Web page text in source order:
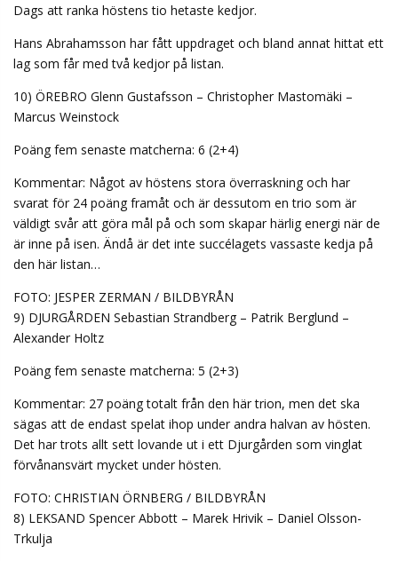
Dags att ranka höstens tio hetaste kedjor.
Hans Abrahamsson har fått uppdraget och bland annat hittat ett
lag som får med två kedjor på listan.
10) ÖREBRO Glenn Gustafsson – Christopher Mastomäki –
Marcus Weinstock
Poäng fem senaste matcherna: 6 (2+4)
Kommentar: Något av höstens stora överraskning och har
svarat för 24 poäng framåt och är dessutom en trio som är
väldigt svår att göra mål på och som skapar härlig energi när de
är inne på isen. Ändå är det inte succélagets vassaste kedja på
den här listan…
FOTO: JESPER ZERMAN / BILDBYRÅN
9) DJURGÅRDEN Sebastian Strandberg – Patrik Berglund –
Alexander Holtz
Poäng fem senaste matcherna: 5 (2+3)
Kommentar: 27 poäng totalt från den här trion, men det ska
sägas att de endast spelat ihop under andra halvan av hösten.
Det har trots allt sett lovande ut i ett Djurgården som vinglat
förvånansvärt mycket under hösten.
FOTO: CHRISTIAN ÖRNBERG / BILDBYRÅN
8) LEKSAND Spencer Abbott – Marek Hrivik – Daniel Olsson-
Trkulja